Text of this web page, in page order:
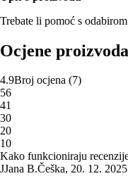
Trebate li pomoć s
Ocjene proizvoda
4.9Broj ocjena (7)
56
41
30
20
10
Kako funkcioniraju
JJana B.Češka, 20. 12. 2025